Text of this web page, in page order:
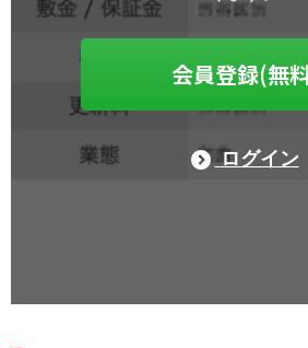
会員登録(無
ログイン